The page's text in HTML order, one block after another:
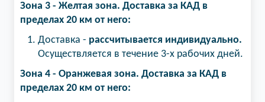
Зона 3 - Желтая зона​. Доставка за КАД в
пределах 20 км от него:
Доставка - рассчитывается индивидуально.
Осуществляется в течение 3-х рабочих дней.
Зона 4 - Оранжевая зона. Доставка за КАД в
пределах 20 км от него: